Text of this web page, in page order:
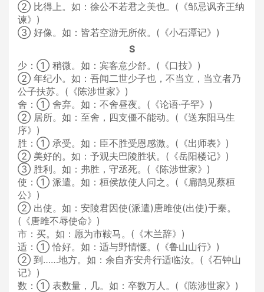
② 比得上。如：徐公不若君之美也。(《邹忌讽齐王纳
谏》)
③ 好像。如：皆若空游无所依。(《小石潭记》)
S
少：① 稍微。如：宾客意少舒。(《口技》)
② 年纪小。如：吾闻二世少子也，不当立，当立者乃
公子扶苏。(《陈涉世家》)
舍：① 舍弃。如：不舍昼夜。(《论语·子罕》)
② 居所。如：至舍，四支僵不能动。(《送东阳马生
序》)
胜：① 承受。如：臣不胜受恩感激。(《出师表》)
② 美好的。如：予观夫巴陵胜状。(《岳阳楼记》)
③ 胜利。如：弗胜，守丞死。(《陈涉世家》)
使：① 派遣。如：桓侯故使人问之。(《扁鹊见蔡桓
公》)
② 出使。如：安陵君因使(派遣)唐雎使(出使)于秦。
(《唐雎不辱使命》)
市：买。如：愿为市鞍马。(《木兰辞》)
适：① 恰好。如：适与野情惬。(《鲁山山行》)
② 到……地方。如：余自齐安舟行适临汝。(《石钟山
记》)
数：① 表数量，几。如：卒数万人。(《陈涉世家》)